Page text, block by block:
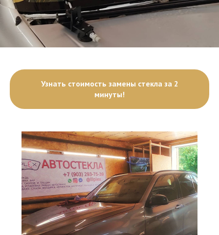
Узнать стоимость замены стекла за 2
минуты!